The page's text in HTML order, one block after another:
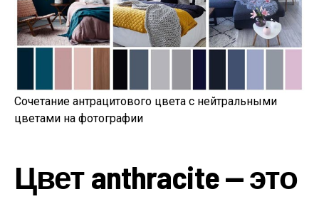
Сочетание антрацитового цвета с нейтральными
цветами на фотографии
Цвет anthracite — это